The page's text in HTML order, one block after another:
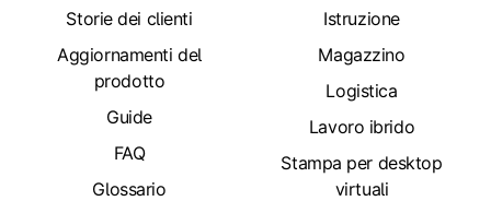
Storie dei clienti
Aggiornamenti del
prodotto
Guide
FAQ
Glossario
Istruzione
Magazzino
Logistica
Lavoro ibrido
Stampa per desktop
virtuali